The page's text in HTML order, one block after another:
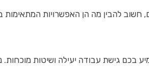
לניתוח נתונים ואופטימיזציה. בחירת המסלול המתאים לכם תתבסס על הצרכים
בכם גישת עבודה יעילה